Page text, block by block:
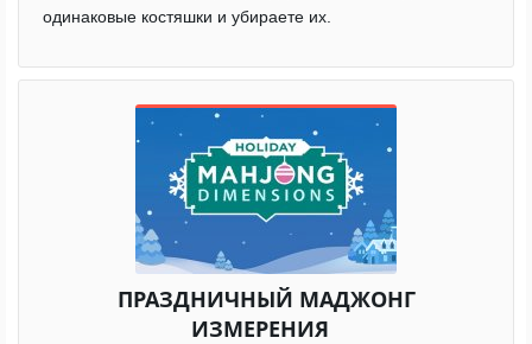
одинаковые костяшки и убираете их.
ПРАЗДНИЧНЫЙ МАДЖОНГ
ИЗМЕРЕНИЯ